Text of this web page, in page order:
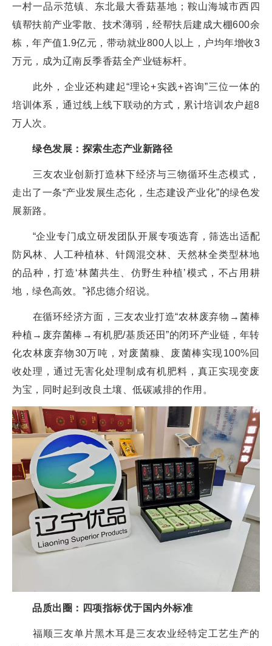
一村一品示范镇、东北最大香菇基地；鞍山海城市西四
镇帮扶前产业零散、技术薄弱，经帮扶后建成大棚600余
栋，年产值1.9亿元，带动就业800人以上，户均年增收3
万元，成为辽南反季香菇全产业链标杆。
此外，企业还构建起“理论+实践+咨询”三位一体的
培训体系，通过线上线下联动的方式，累计培训农户超8
万人次。
绿色发展：探索生态产业新路径
三友农业创新打造林下经济与三物循环生态模式，
走出了一条“产业发展生态化，生态建设产业化”的绿色发
展新路。
“企业专门成立研发团队开展专项选育，筛选出适配
防风林、人工种植林、针阔混交林、天然林全类型林地
的品种，打造‘林菌共生、仿野生种植’模式，不占用耕
地，绿色高效。”祁忠德介绍说。
在循环经济方面，三友农业打造“农林废弃物→菌棒
种植→废弃菌棒→有机肥/基质还田”的闭环产业链，年转
化农林废弃物30万吨，对废菌糠、废菌棒实现100%回
收处理，通过无害化处理制成有机肥料，真正实现变废
为宝，同时起到改良土壤、低碳减排的作用。
品质出圈：四项指标优于国内外标准
福顺三友单片黑木耳是三友农业经特定工艺生产的